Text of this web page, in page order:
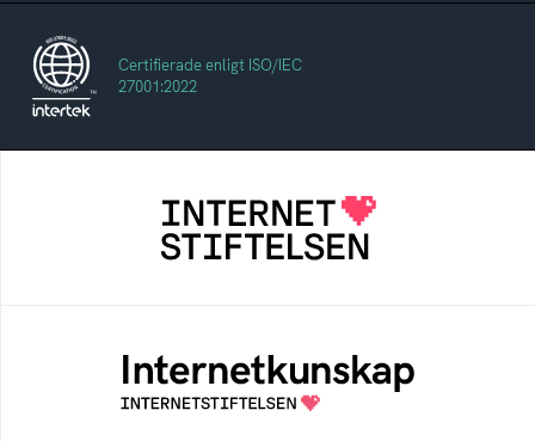
Certifierade enligt ISO/IEC
27001:2022
Internetstiftelsen verkar för ett internet som
bidrar positivt till människan och samhället
Samlad kunskap som hjälper dig att bli en
säker och medveten internetanvändare